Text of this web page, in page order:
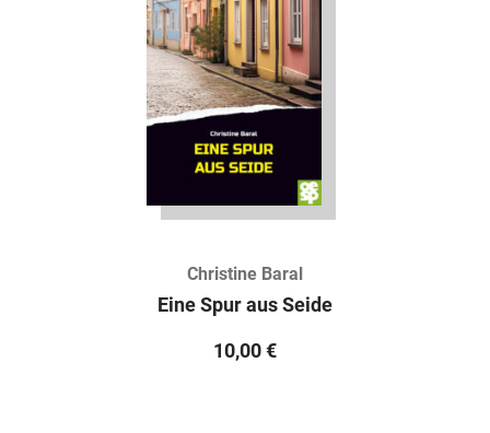
Christine Baral
Eine Spur aus Seide
10,00 €